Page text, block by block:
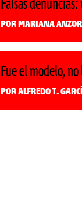
Falsas
Por Mariana
Fue el modelo,
Por Alfredo T.